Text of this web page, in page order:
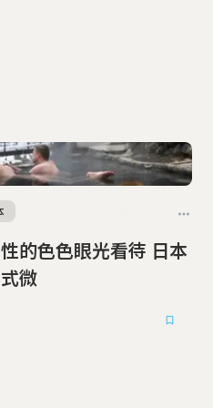
的色色眼光看待 日本
微